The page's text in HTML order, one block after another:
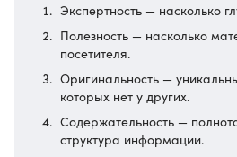
Экспертность — насколько
Полезность — насколько
посетителя.
Оригинальность —
которых нет у других.
Содержательность —
структура информации.